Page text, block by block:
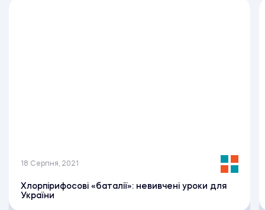
18 Серпня, 2021
Хлорпірифосові «баталії»: невивчені уроки для
України